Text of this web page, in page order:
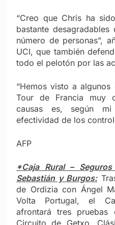
“Creo que Chris ha
bastante
número de personas”,
UCI, que también
todo el pelotón por las
“Hemos visto a
Tour de Francia muy
causas es, según
efectividad de los
AFP
*Caja Rural –
Sebastián y Burgos:
de Ordizia con Ángel
Volta Portugal, el
afrontará tres pruebas
Circuito de Getxo,